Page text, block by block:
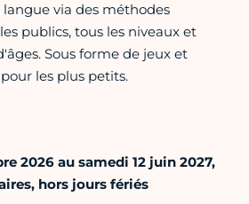
via des méthodes
publics, tous les niveaux et
Sous forme de jeux et
les plus petits.
2026 au samedi 12 juin 2027,
hors jours fériés